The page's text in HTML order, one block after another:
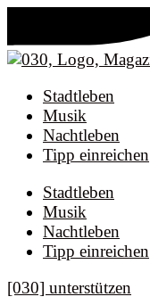
Stadtleben
Musik
Nachtleben
Tipp einreichen
Stadtleben
Musik
Nachtleben
Tipp einreichen
[030] unterstützen